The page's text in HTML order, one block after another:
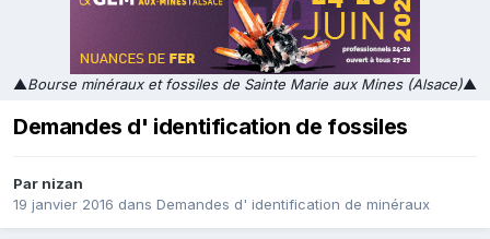
▲Bourse minéraux et fossiles de Sainte Marie aux Mines (Alsace)▲
Demandes d' identification de fossiles
Par nizan
19 janvier 2016 dans Demandes d' identification de minéraux